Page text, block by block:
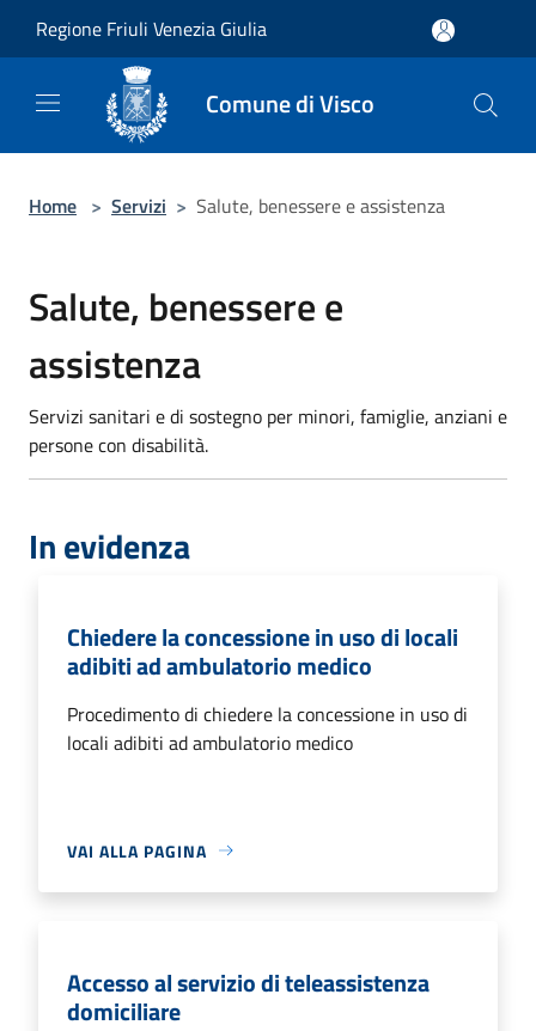
Regione Friuli Venezia Giulia
Comune di Visco
Home > Servizi > Salute, benessere e assistenza
Salute, benessere e
assistenza
Servizi sanitari e di sostegno per minori, famiglie, anziani e
persone con disabilità.
In evidenza
Chiedere la concessione in uso di locali
adibiti ad ambulatorio medico
Procedimento di chiedere la concessione in uso di
locali adibiti ad ambulatorio medico
VAI ALLA PAGINA
Accesso al servizio di teleassistenza
domiciliare